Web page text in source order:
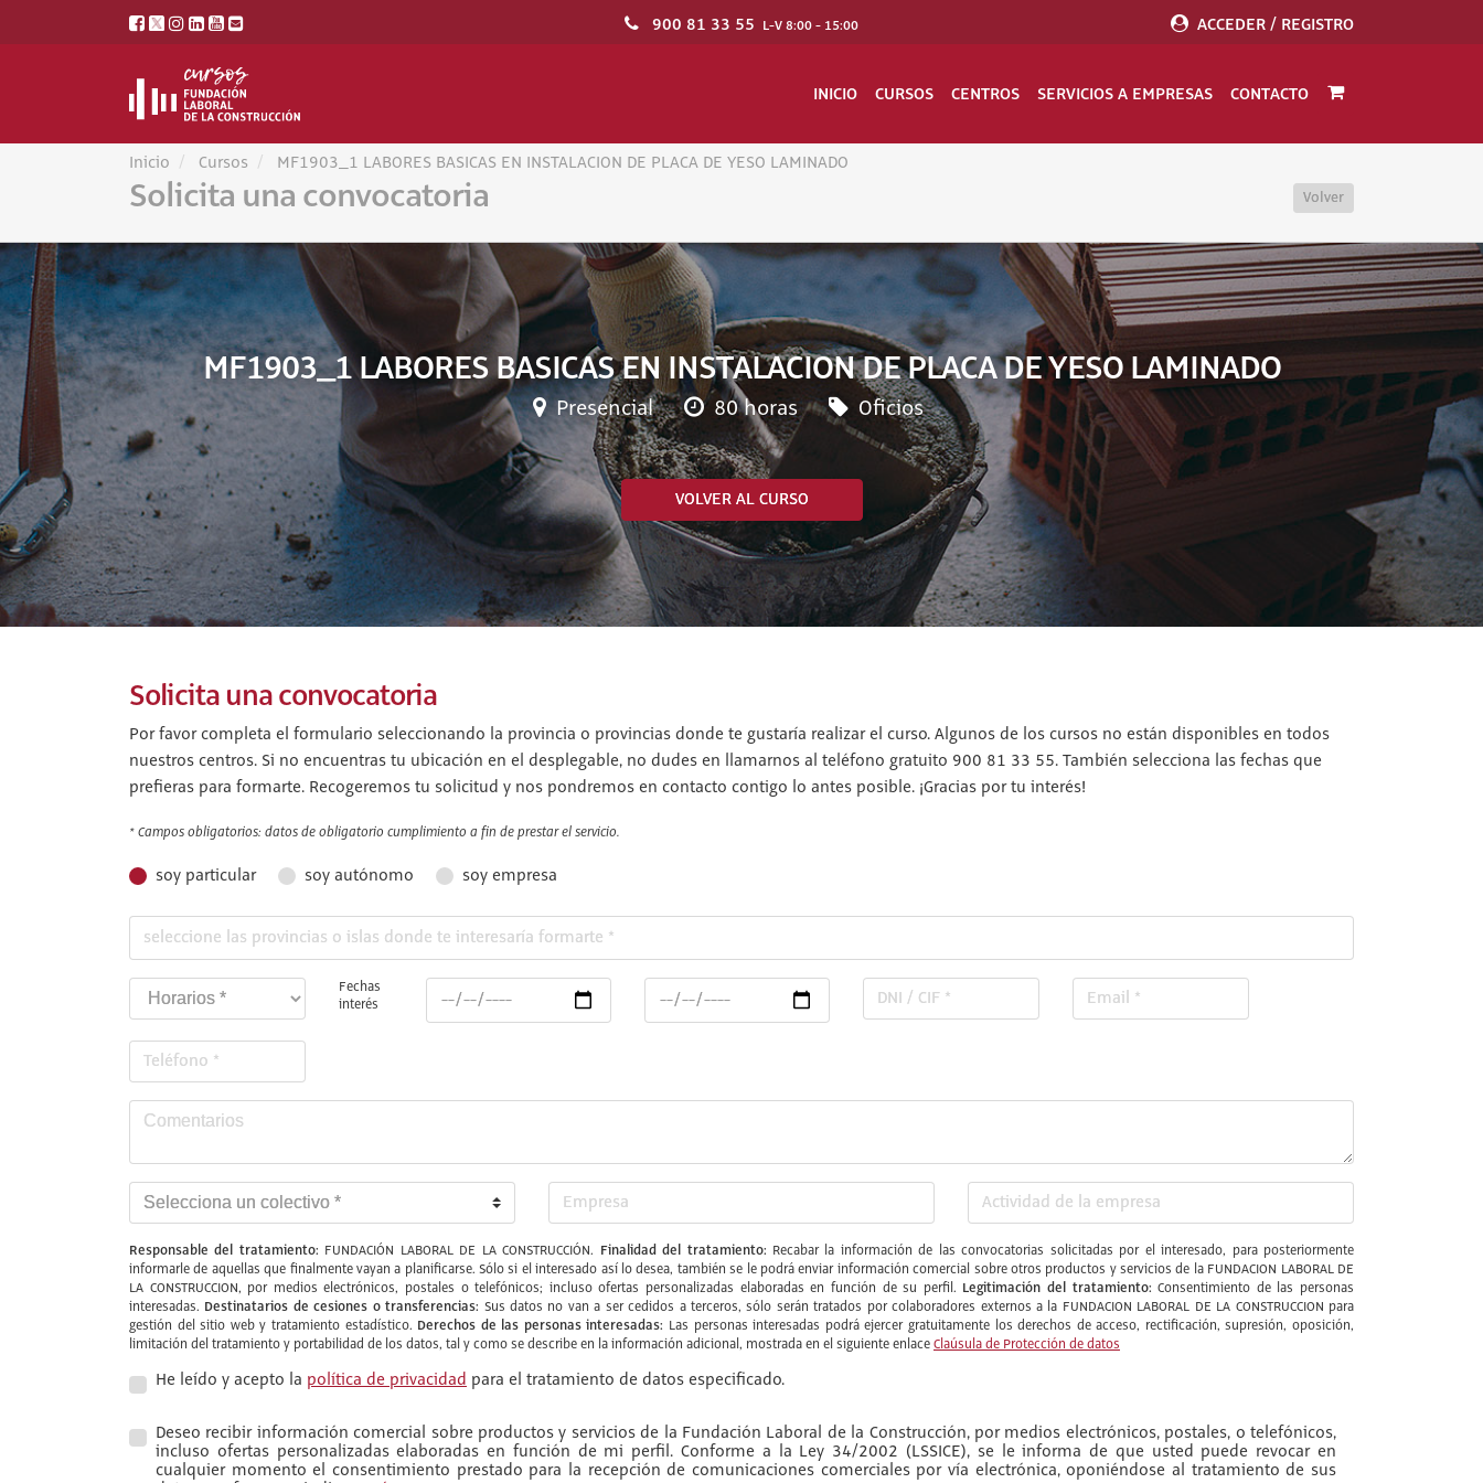
900 81 33 55 L-V 8:00 - 15:00 ACCEDER / REGISTRO
INICIO CURSOS CENTROS SERVICIOS A EMPRESAS CONTACTO
Inicio Cursos MF1903_1 LABORES BASICAS EN INSTALACION DE PLACA DE YESO LAMINADO
Solicita una convocatoria Volver
MF1903_1 LABORES BASICAS EN INSTALACION DE PLACA DE YESO LAMINADO
Presencial 80 horas Oficios
VOLVER AL CURSO
Solicita una convocatoria
Por favor completa el formulario seleccionando la provincia o provincias donde te gustaría realizar el curso. Algunos de los cursos no están disponibles en todos
nuestros centros. Si no encuentras tu ubicación en el desplegable, no dudes en llamarnos al teléfono gratuito 900 81 33 55. También selecciona las fechas que
prefieras para formarte. Recogeremos tu solicitud y nos pondremos en contacto contigo lo antes posible. ¡Gracias por tu interés!
* Campos obligatorios: datos de obligatorio cumplimiento a fin de prestar el servicio.
soy particular soy autónomo soy empresa
Fechas
interés
Responsable del tratamiento: FUNDACIÓN LABORAL DE LA CONSTRUCCIÓN. Finalidad del tratamiento: Recabar la información de las convocatorias solicitadas por el interesado, para posteriormente
informarle de aquellas que finalmente vayan a planificarse. Sólo si el interesado así lo desea, también se le podrá enviar información comercial sobre otros productos y servicios de la FUNDACION LABORAL DE
LA CONSTRUCCION, por medios electrónicos, postales o telefónicos; incluso ofertas personalizadas elaboradas en función de su perfil. Legitimación del tratamiento: Consentimiento de las personas
interesadas. Destinatarios de cesiones o transferencias: Sus datos no van a ser cedidos a terceros, sólo serán tratados por colaboradores externos a la FUNDACION LABORAL DE LA CONSTRUCCION para
gestión del sitio web y tratamiento estadístico. Derechos de las personas interesadas:
Las personas interesadas podrá ejercer gratuitamente los derechos de acceso, rectificación, supresión, oposición,
limitación del tratamiento y portabilidad de los datos, tal y como se describe en la información adicional, mostrada en el siguiente enlace Claúsula de Protección de datos
He leído y acepto la política de privacidad para el tratamiento de datos especificado.
Deseo recibir información comercial sobre productos y servicios de la Fundación Laboral de la Construcción, por medios electrónicos, postales, o telefónicos,
incluso ofertas personalizadas elaboradas en función de mi perfil. Conforme a la Ley 34/2002 (LSSICE), se le informa de que usted puede revocar en
cualquier momento el consentimiento prestado para la recepción de comunicaciones comerciales por vía electrónica, oponiéndose al tratamiento de sus